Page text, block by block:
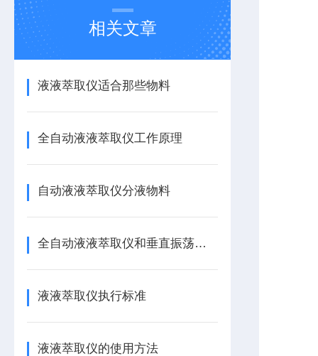
相关文章
液液萃取仪适合那些物料
全自动液液萃取仪工作原理
自动液液萃取仪分液物料
全自动液液萃取仪和垂直振荡器的区别
液液萃取仪执行标准
液液萃取仪的使用方法